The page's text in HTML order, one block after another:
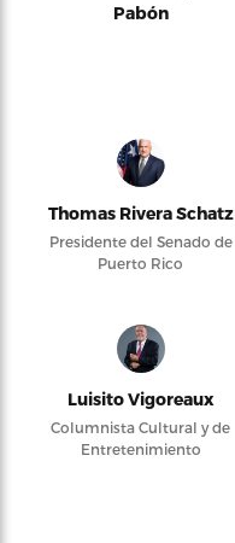
Pabón
Thomas Rivera Schatz
Presidente del Senado de
Puerto Rico
Luisito Vigoreaux
Columnista Cultural y de
Entretenimiento